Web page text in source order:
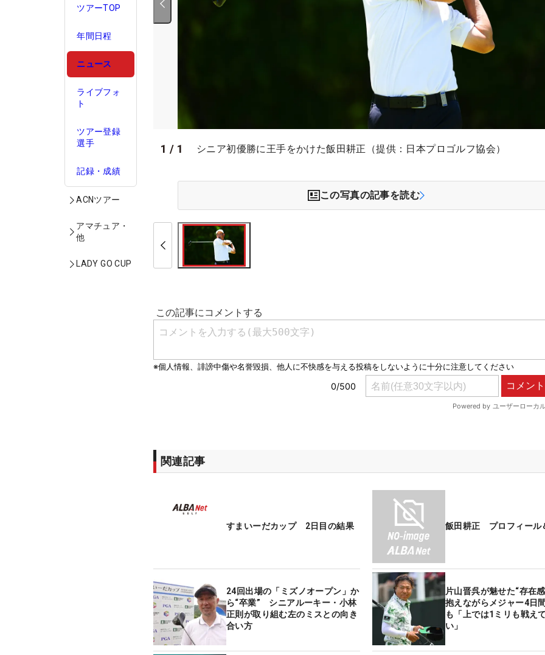
ツアーTOP
年間日程
ニュース
ライブフォ
ト
ツアー登録
選手
記録・成績
ACNツアー
アマチュア・
他
LADY GO CUP
1 / 1 シニア初優勝に王手をかけた飯田耕正（提供：日本プロゴルフ協会）
この写真の記事を読む
関連記事
すまいーだカップ 2日目の結果 飯田耕正 プロフィール
24回出場の「ミズノオープン」か
ら“卒業” シニアルーキー・小林
正則が取り組む左のミスとの向き
合い方
片山晋呉が魅せた“存在
抱えながらメジャー4日
も「上では1ミリも戦え
い」